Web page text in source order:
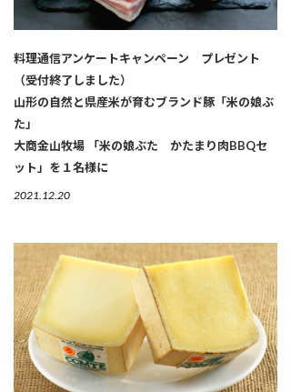
料理通信アンケートキャンペーン プレゼント
（受付終了しました）
山形の自然と県産米が育むブランド豚「米の娘ぶ
た」
大商金山牧場 「米の娘ぶた かたまり肉BBQセ
ット」を１名様に
2021.12.20